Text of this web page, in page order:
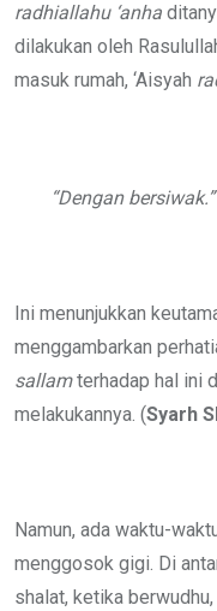
radhiallahu ‘anha
dilakukan oleh
masuk rumah, ‘Aisyah
“Dengan bersiwak.”
Ini menunjukkan
menggambarkan
sallamterhadap hal ini
melakukannya. (Syarh
Namun, ada waktu-
menggosok gigi. Di
shalat, ketika